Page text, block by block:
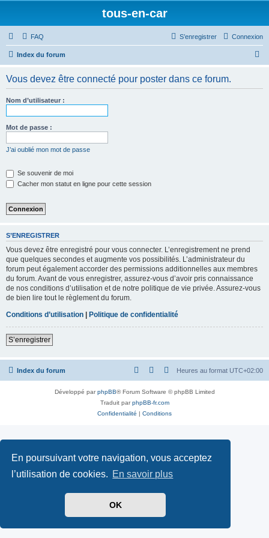
En poursuivant votre navigation, vous acceptez
l’utilisation de cookies. En savoir plus
OK
tous-en-car
FAQ Connexion
S’enregistrer
Index du forum
Vous devez être connecté pour poster dans ce forum.
Nom d’utilisateur :
Mot de passe :
J’ai oublié mon mot de passe
Se souvenir de moi
Cacher mon statut en ligne pour cette session
S’ENREGISTRER
Vous devez être enregistré pour vous connecter. L’enregistrement ne prend
que quelques secondes et augmente vos possibilités. L’administrateur du
forum peut également accorder des permissions additionnelles aux membres
du forum. Avant de vous enregistrer, assurez-vous d’avoir pris connaissance
de nos conditions d’utilisation et de notre politique de vie privée. Assurez-vous
de bien lire tout le règlement du forum.
Conditions d’utilisation | Politique de confidentialité
S’enregistrer
Index du forum Heures au format UTC+02:00
Développé parphpBB® Forum Software © phpBB Limited
Traduit parphpBB-fr.com
Confidentialité | Conditions